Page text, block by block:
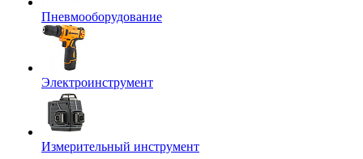
Пневмооборудование
Электроинструмент
Измерительный инструмент